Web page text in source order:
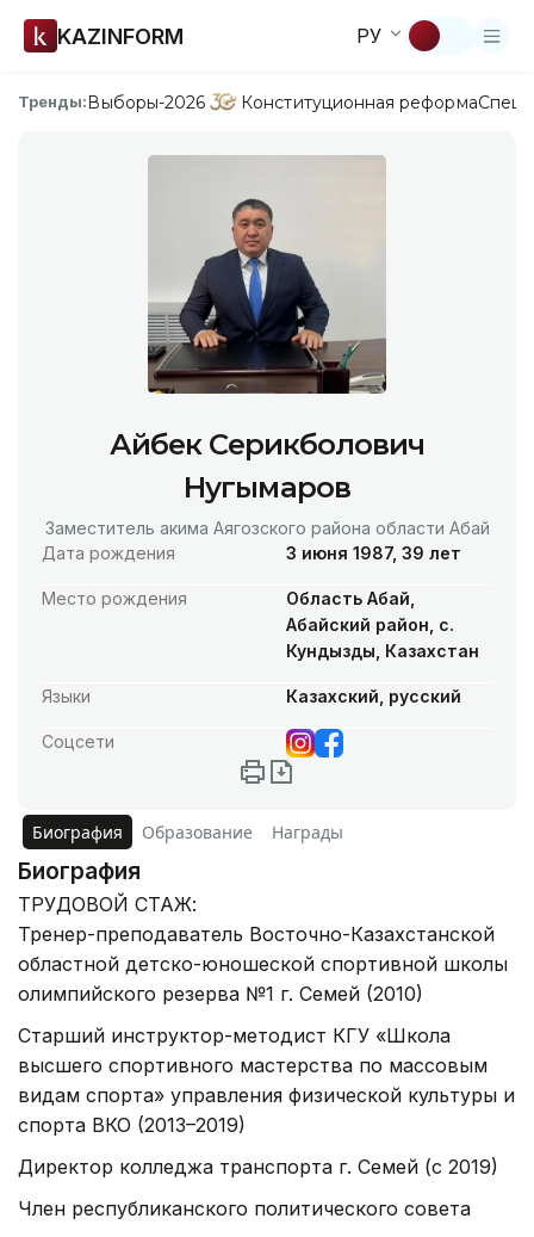
KAZINFORM РУ
Тренды:Выборы-2026 Конституционная реформа
Айбек Серикболович
Нугымаров
Заместитель акима Аягозского района области Абай
Дата рождения
3 июня 1987, 39 лет
Место рождения
Область Абай,
Абайский район, с.
Кундызды, Казахстан
Языки Казахский, русский
Соцсети
Биография Образование Награды
Биография
ТРУДОВОЙ СТАЖ:
Тренер-преподаватель Восточно-Казахстанской
областной детско-юношеской спортивной школы
олимпийского резерва №1 г. Семей (2010)
Старший инструктор-методист КГУ «Школа
высшего спортивного мастерства по массовым
видам спорта» управления физической культуры и
спорта ВКО (2013–2019)
Директор колледжа транспорта г. Семей (с 2019)
Член республиканского политического совета